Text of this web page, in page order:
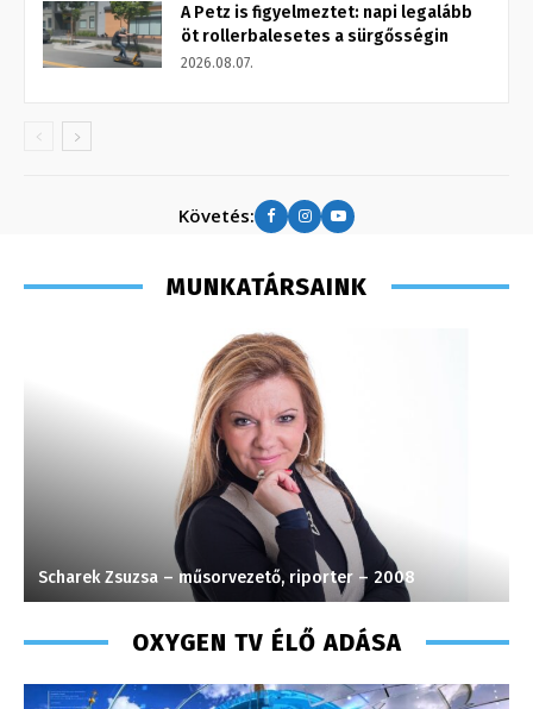
A Petz is figyelmeztet: napi legalább
öt rollerbalesetes a sürgősségin
2026.08.07.
Követés:
MUNKATÁRSAINK
Scharek Zsuzsa – műsorvezető, riporter – 2008
OXYGEN TV ÉLŐ ADÁSA